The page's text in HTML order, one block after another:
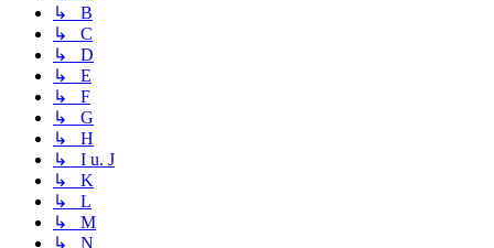
↳ B
↳ C
↳ D
↳ E
↳ F
↳ G
↳ H
↳ I u. J
↳ K
↳ L
↳ M
↳ N